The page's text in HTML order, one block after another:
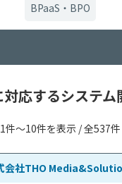
BPaaS・BPO
対応するシステ
1件〜10件を表示 / 全537件
会社THO